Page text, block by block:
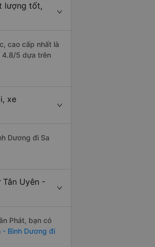
lượng tốt,
cao cấp nhất là
4.8/5 dựa trên
xe
Dương đi Sa
Uyên -
Phát, bạn có
- Bình Dương đi